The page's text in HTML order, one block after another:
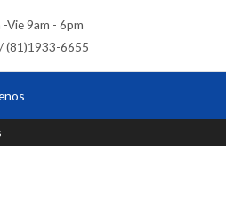
Vie 9am - 6pm
(81)1933-6655